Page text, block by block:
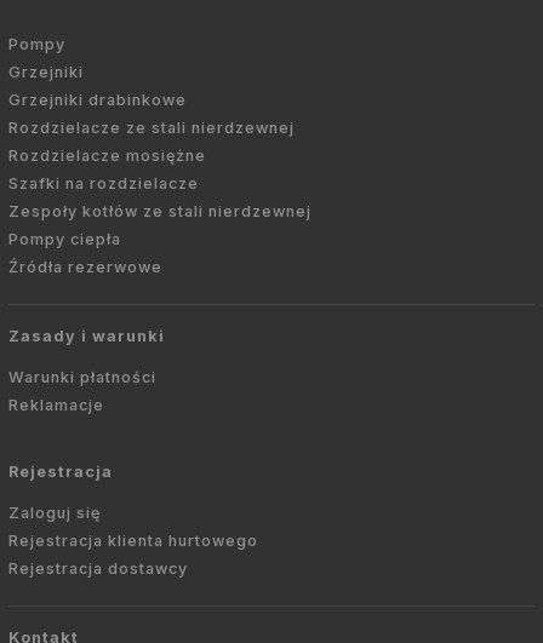
Pompy
Grzejniki
Grzejniki drabinkowe
Rozdzielacze ze stali nierdzewnej
Rozdzielacze mosiężne
Szafki na rozdzielacze
Zespoły kotłów ze stali nierdzewnej
Pompy ciepła
Źródła rezerwowe
Zasady i warunki
Warunki płatności
Reklamacje
Rejestracja
Zaloguj się
Rejestracja klienta hurtowego
Rejestracja dostawcy
Kontakt